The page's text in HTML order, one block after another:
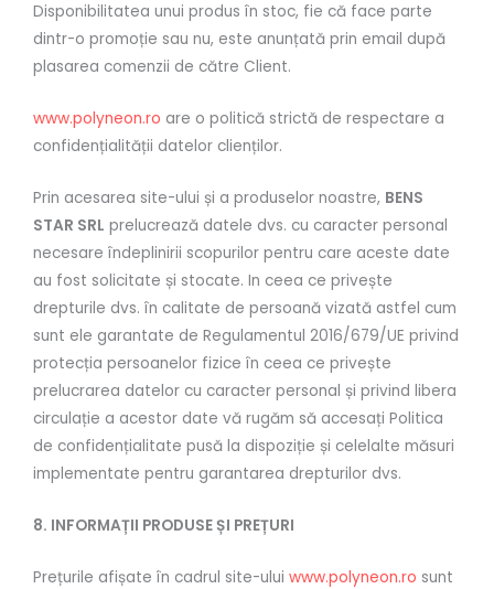
Disponibilitatea unui produs în stoc, fie că face parte
dintr-o promoție sau nu, este anunțată prin email după
plasarea comenzii de către Client.
www.polyneon.ro are o politică strictă de respectare a
confidențialității datelor clienților.
Prin acesarea site-ului și a produselor noastre, BENS
STAR SRL prelucrează datele dvs. cu caracter personal
necesare îndeplinirii scopurilor pentru care aceste date
au fost solicitate și stocate. In ceea ce privește
drepturile dvs. în calitate de persoană vizată astfel cum
sunt ele garantate de Regulamentul 2016/679/UE privind
protecția persoanelor fizice în ceea ce privește
prelucrarea datelor cu caracter personal și privind libera
circulație a acestor date vă rugăm să accesați Politica
de confidențialitate pusă la dispoziție și celelalte măsuri
implementate pentru garantarea drepturilor dvs.
8. INFORMAȚII PRODUSE ȘI PREȚURI
Prețurile afișate în cadrul site-ului www.polyneon.ro sunt